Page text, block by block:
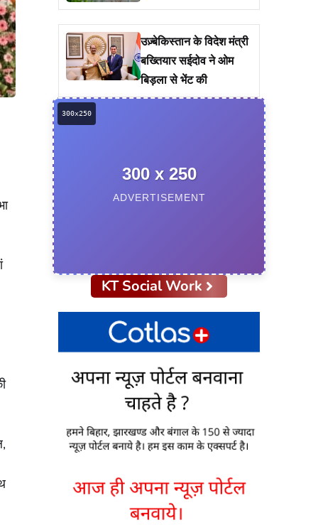
उज़्बेकिस्तान के विदेश मंत्री
बख्तियार सईदोव ने ओम
बिड़ला से भेंट की
300 x 250
ADVERTISEMENT
KT Social Work